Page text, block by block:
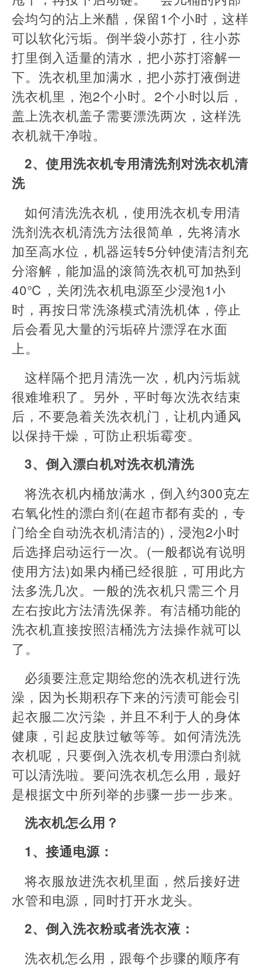
会均匀的沾上米醋，保留1个小时，这样
可以软化污垢。倒半袋小苏打，往小苏
打里倒入适量的清水，把小苏打溶解一
下。洗衣机里加满水，把小苏打液倒进
洗衣机里，泡2个小时。2个小时以后，
盖上洗衣机盖子需要漂洗两次，这样洗
衣机就干净啦。
2、使用洗衣机专用清洗剂对洗衣机清
洗
如何清洗洗衣机，使用洗衣机专用清
洗剂洗衣机清洗方法很简单，先将清水
加至高水位，机器运转5分钟使清洁剂充
分溶解，能加温的滚筒洗衣机可加热到
40℃，关闭洗衣机电源至少浸泡1小
时，再按日常洗涤模式清洗机体，停止
后会看见大量的污垢碎片漂浮在水面
上。
这样隔个把月清洗一次，机内污垢就
很难堆积了。另外，平时每次洗衣结束
后，不要急着关洗衣机门，让机内通风
以保持干燥，可防止积垢霉变。
3、倒入漂白机对洗衣机清洗
将洗衣机内桶放满水，倒入约300克左
右氧化性的漂白剂(在超市都有卖的，专
门给全自动洗衣机清洁的)，浸泡2小时
后选择启动运行一次。(一般都说有说明
使用方法)如果内桶已经很脏，可用此方
法多洗几次。一般的洗衣机只需三个月
左右按此方法清洗保养。有洁桶功能的
洗衣机直接按照洁桶洗方法操作就可以
了。
必须要注意定期给您的洗衣机进行洗
澡，因为长期积存下来的污渍可能会引
起衣服二次污染，并且不利于人的身体
健康，引起皮肤过敏等等。如何清洗洗
衣机呢，只要倒入洗衣机专用漂白剂就
可以清洗啦。要问洗衣机怎么用，最好
是根据文中所列举的步骤一步一步来。
洗衣机怎么用？
1、接通电源：
将衣服放进洗衣机里面，然后接好进
水管和电源，同时打开水龙头。
2、倒入洗衣粉或者洗衣液：
洗衣机怎么用，跟每个步骤的顺序有